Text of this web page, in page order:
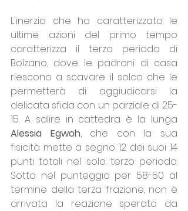
L'inerzia che ha caratterizzato le
ultime azioni del primo tempo
caratterizza il terzo periodo di
Bolzano, dove le padroni di casa
riescono a scavare il solco che le
permetterà di aggiudicarsi la
delicata sfida con un parziale di 25-
Alessia Egwoh, che con la sua
fisicità mette a segno 12 dei suoi 14
punti totali nel solo terzo periodo.
Sotto nel punteggio per 58-50 al
termine della terza frazione, non è
arrivata la reazione sperata da